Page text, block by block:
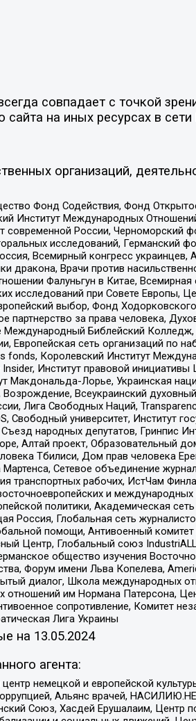
совпадает с точкой
на иных ресурсах в
организаций,
Фонд Содействия, Фонд
Международных Отношений,
России, Черноморский
исследований, Германский
Всемирный конгресс украинцев,
Врачи против
Фалуньгун в Китае,
исследований при Совете Европы,
выбор, Фонд
за права человека,
Библейский
Европейская сеть организаций по
Королевский Институт
Институт правовой
Макдональда-Лорье, Украинская
Всеукраинский
Лига Свободных Наций,
университет, Институт
народных депутатов, Гринпис
Алтай проект, Образовательный
Тбилиси, Дом прав человека
Сетевое объединение
транспортных рабочих, ИстЧам
и
политики, Академическая
Глобальная сеть
помощи, Антивоенный
Центр, Глобальный союз
общество изучения
Форум имени Льва Копелева,
диалог, Школа международных
им Нормана Патерсона,
сопротивление, Комитет
Лига Украины
на 13.05.2024
агента:
немецкой и европейской
Альянс врачей,
Союз, Хасдей Ерушалаим, Центр